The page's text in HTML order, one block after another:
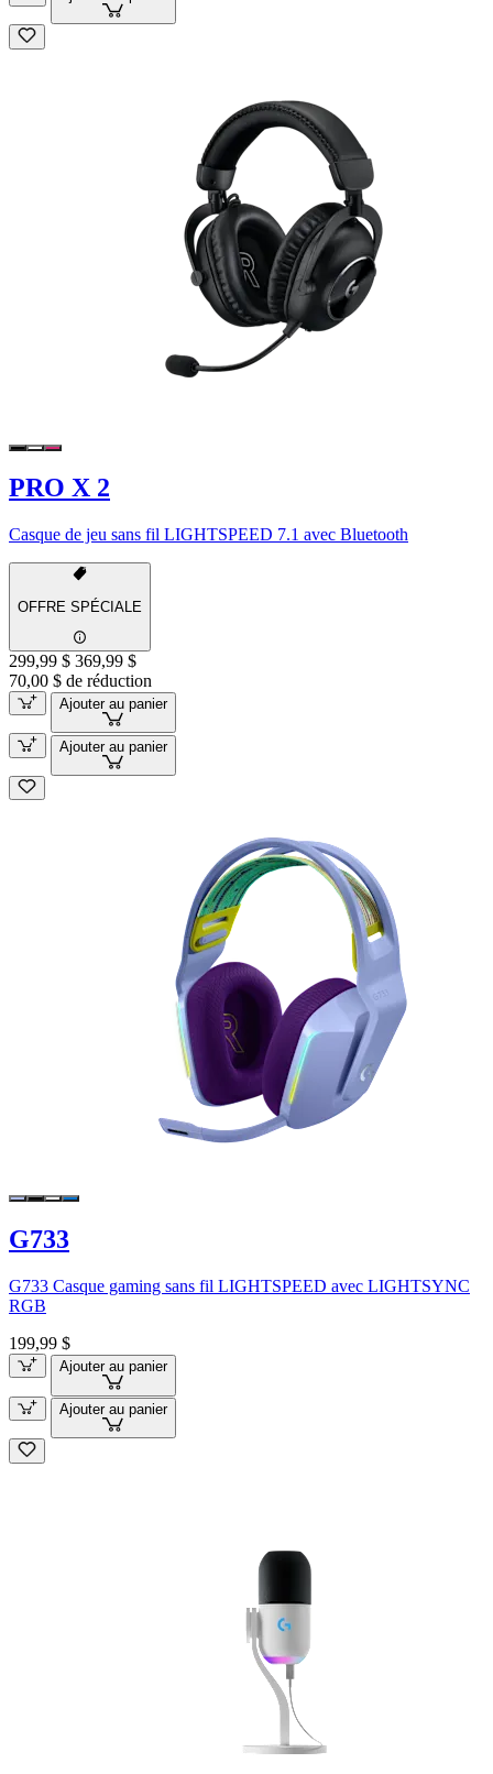
PRO X 2
Casque de jeu sans fil LIGHTSPEED 7.1 avec Bluetooth
OFFRE SPÉCIALE
299,99 $ 369,99 $
70,00 $ de réduction
Ajouter au panier
Ajouter au panier
G733
G733 Casque gaming sans fil LIGHTSPEED avec LIGHTSYNC
RGB
199,99 $
Ajouter au panier
Ajouter au panier